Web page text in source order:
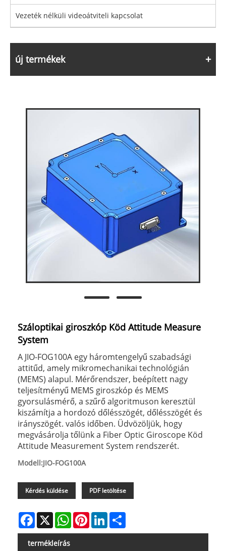
Vezeték nélküli videoátviteli kapcsolat
új termékek
Száloptikai giroszkóp Köd Attitude Measure
System
A JIO-FOG100A egy háromtengelyű szabadsági
attitűd, amely mikromechanikai technológián
(MEMS) alapul. Mérőrendszer, beépített nagy
teljesítményű MEMS giroszkóp és MEMS
gyorsulásmérő, a szűrő algoritmuson keresztül
kiszámítja a hordozó dőlésszögét, dőlésszögét és
irányszögét. valós időben. Üdvözöljük, hogy
megvásárolja tőlünk a Fiber Optic Giroscope Köd
Attitude Measurement System rendszerét.
Modell:JIO-FOG100A
Kérdés küldése PDF letöltése
Facebook
X WhatsAppPinterestLinkedIn
termékleírás